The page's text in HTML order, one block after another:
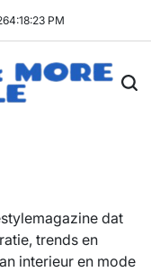
4:18:23 PM
dat
trends en
interieur en mode